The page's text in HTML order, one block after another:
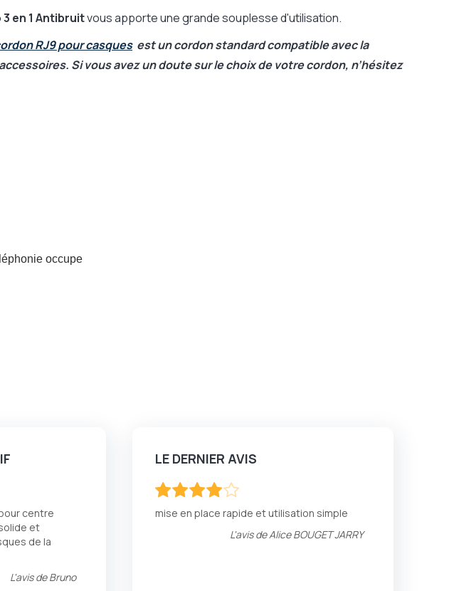
en 1 Antibruitvous apporte une grande souplesse d'utilisation.
RJ9 pour casquesest un cordon standard compatible avec la
Si vous avez un doute sur le choix de votre cordon, n’hésitez
occupe
centre
et
de la
L'avis deBruno
LE DERNIER AVIS
mise en place rapide et utilisation simple
L'avis deAlice BOUGET JARRY